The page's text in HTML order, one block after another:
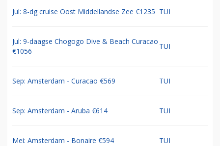
Jul: 8-dg cruise Oost Middellandse Zee €1235 TUI
Jul: 9-daagse Chogogo Dive & Beach Curacao
€1056
TUI
Sep: Amsterdam - Curacao €569 TUI
Sep: Amsterdam - Aruba €614 TUI
Mei: Amsterdam - Bonaire €594 TUI